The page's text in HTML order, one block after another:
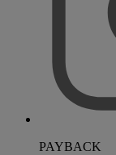
PAYBACK